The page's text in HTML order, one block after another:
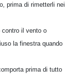
prima di rimetterli nei
contro il vento o
la finestra quando
prima di tutto